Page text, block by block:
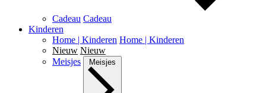
Cadeau Cadeau
Kinderen
Home | Kinderen Home | Kinderen
Nieuw Nieuw
Meisjes
Meisjes